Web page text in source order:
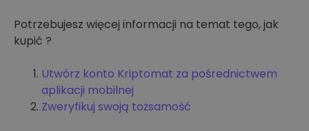
Potrzebujesz więcej informacji na temat tego, jak
kupić ?
Utwórz konto Kriptomat za pośrednictwem
aplikacji mobilnej
Zweryfikuj swoją tożsamość